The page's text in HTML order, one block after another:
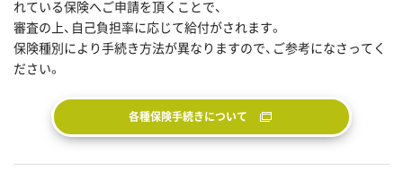
れている保険へご申請を頂くことで、
審査の上、自己負担率に応じて給付がされます。
保険種別により手続き方法が異なりますので、ご参考になさってく
ださい。
各種保険手続きについて